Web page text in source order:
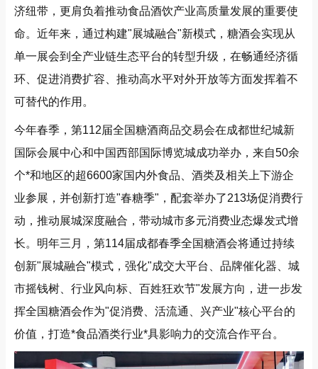
济纽带，更肩负着推动食品酒饮产业高质量发展的重要使
命。近年来，通过构建"展城融合"新模式，糖酒会实现从
单一展会到全产业链生态平台的转型升级，在畅通经济循
环、促进消费扩容、推动高水平对外开放等方面发挥着不
可替代的作用。
今年春季，第112届全国糖酒商品交易会在成都世纪城新
国际会展中心和中国西部国际博览城成功举办，来自50余
个*和地区的超6600家国内外食品、酒类及相关上下游企
业参展，并创新打造"春糖季"，配套举办了213场促消费行
动，推动展城深度融合，带动城市多元消费业态爆发式增
长。明年三月，第114届成都春季全国糖酒会将通过持续
创新"展城融合"模式，强化"成交大平台、品牌催化器、城
市摇钱树、行业风向标、百姓狂欢节"发展方向，进一步发
挥全国糖酒会作为"促消费、活流通、兴产业"核心平台的
价值，打造*食品酒类行业*具影响力的交流合作平台。